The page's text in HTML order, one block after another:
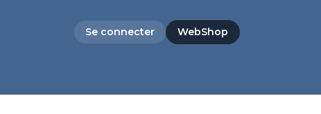
Se connecter WebShop